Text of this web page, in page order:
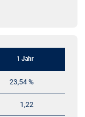
1 Jahr
23,54 %
1,22